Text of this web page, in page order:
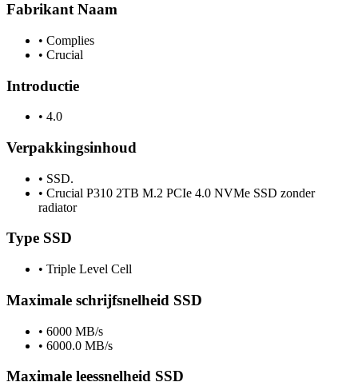
Fabrikant Naam
• Complies
• Crucial
Introductie
• 4.0
Verpakkingsinhoud
• SSD.
• Crucial P310 2TB M.2 PCIe 4.0 NVMe SSD zonder
radiator
Type SSD
• Triple Level Cell
Maximale schrijfsnelheid SSD
• 6000 MB/s
• 6000.0 MB/s
Maximale leessnelheid SSD